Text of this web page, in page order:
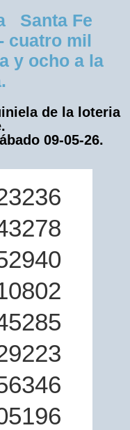
Santa Fe
cuatro mil
y ocho a la
de la loteria
09-05-26.